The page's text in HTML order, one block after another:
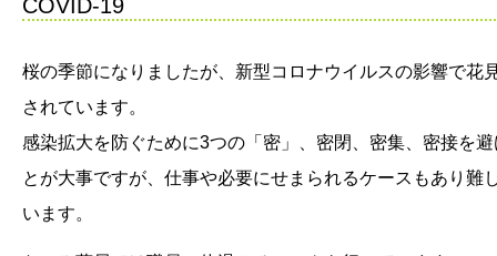
COVID-19
桜の季節になりましたが、新型コロナウイルスの影響で花
されています。
感染拡大を防ぐために3つの「密」、密閉、密集、密接を
とが大事ですが、仕事や必要にせまられるケースもあり難
います。